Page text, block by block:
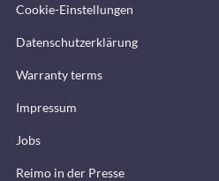
Cookie-Einstellungen
Datenschutzerklärung
Warranty terms
Impressum
Jobs
Reimo in der Presse